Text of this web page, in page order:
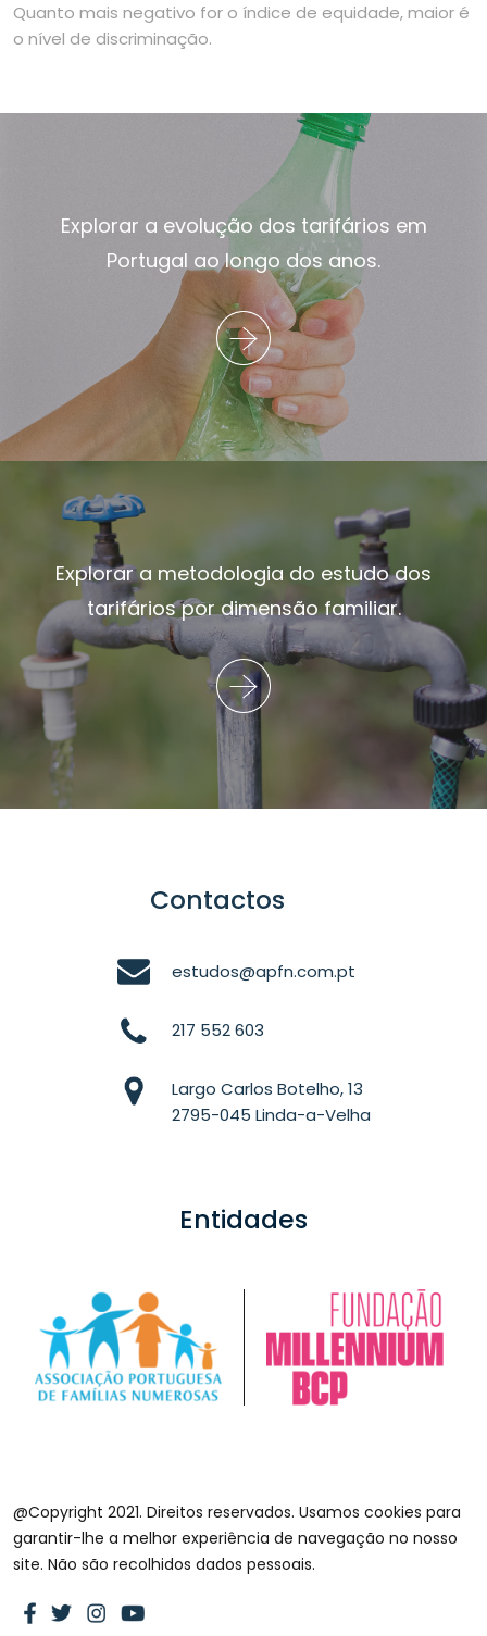
Quanto mais negativo for o índice de equidade, maior é
o nível de discriminação.
Explorar a evolução dos tarifários em
Portugal ao longo dos anos.
Explorar a metodologia do estudo dos
tarifários por dimensão familiar.
Contactos
estudos@apfn.com.pt
217 552 603
Largo Carlos Botelho, 13
2795-045 Linda-a-Velha
Entidades
@Copyright 2021. Direitos reservados. Usamos cookies para
garantir-lhe a melhor experiência de navegação no nosso
site. Não são recolhidos dados pessoais.